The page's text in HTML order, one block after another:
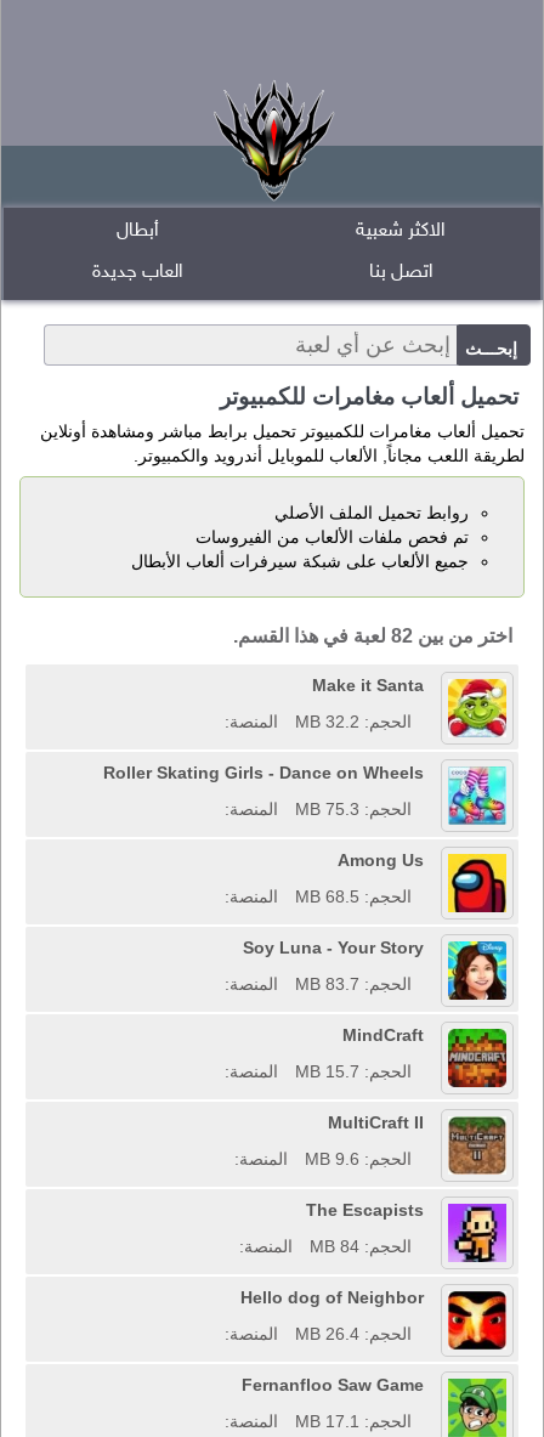
أبطال
الاكثر شعبية
العاب جديدة
اتصل بنا
تحميل ألعاب مغامرات للكمبيوتر
تحميل ألعاب مغامرات للكمبيوتر تحميل برابط مباشر ومشاهدة أونلاين
لطريقة اللعب مجاناً, الألعاب للموبايل أندرويد والكمبيوتر.
روابط تحميل الملف الأصلي
تم فحص ملفات الألعاب من الفيروسات
جميع الألعاب على شبكة سيرفرات ألعاب الأبطال
اختر من بين 82 لعبة في هذا القسم.
Make it Santa
الحجم: 32.2 MB
المنصة:
Roller Skating Girls - Dance on Wheels
الحجم: 75.3 MB
المنصة:
Among Us
الحجم: 68.5 MB
المنصة:
Soy Luna - Your Story
الحجم: 83.7 MB
المنصة:
MindCraft
الحجم: 15.7 MB
المنصة:
MultiCraft II
الحجم: 9.6 MB
المنصة:
The Escapists
الحجم: 84 MB
المنصة:
Hello dog of Neighbor
الحجم: 26.4 MB
المنصة:
Fernanfloo Saw Game
الحجم: 17.1 MB
المنصة: